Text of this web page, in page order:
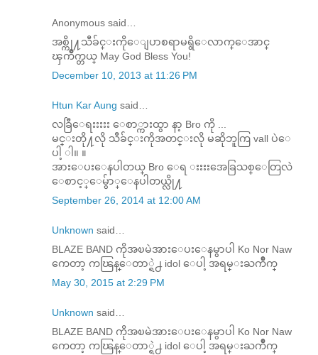
Anonymous said…
အစ္ကို႔သီခ်င္းကိုေျပာစရာမရွိေလာက္ေအာင္
ၾကိဳက္တယ္ May God Bless You!
December 10, 2013 at 11:26 PM
Htun Kar Aung said…
လခြီေရးးးးး ေစာ္ကားထွာ နာ့ Bro ကို ...
မင္းတို႔လို သီခ်င္းကိုအတင္းလို မဆိုဘူကြ vall ပဲေ
ပါ့ ါ။ ။
အားေပးေနပါတယ္ Bro ေရ းးးးအေခြသစ္ေတြလဲ
ေစာင့္ေမွ်ာ္ေနပါတယ္လို႔
September 26, 2014 at 12:00 AM
Unknown said…
BLAZE BAND ကိုအၿမဲအားေပးေနမွာပါ Ko Nor Naw
ကေတာ့ ကၽြန္ေတာ္ရဲ႕ idol ေပါ့ အရမ္းႀကိဳက္
May 30, 2015 at 2:29 PM
Unknown said…
BLAZE BAND ကိုအၿမဲအားေပးေနမွာပါ Ko Nor Naw
ကေတာ့ ကၽြန္ေတာ္ရဲ႕ idol ေပါ့ အရမ္းႀကိဳက္